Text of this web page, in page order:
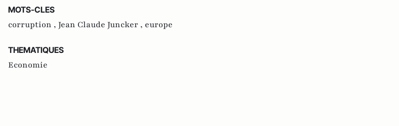
MOTS-CLES
corruption , Jean Claude Juncker , europe
THEMATIQUES
Economie